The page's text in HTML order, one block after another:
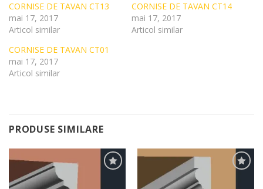
CORNISE DE TAVAN CT13
mai 17, 2017
Articol similar
CORNISE DE TAVAN CT14
mai 17, 2017
Articol similar
CORNISE DE TAVAN CT01
mai 17, 2017
Articol similar
PRODUSE SIMILARE